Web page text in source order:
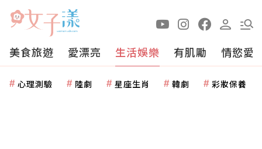
美食旅遊 愛漂亮 生活娛樂 有肌勵 情慾愛
心理測驗 陸劇 星座生肖 韓劇 彩妝保養